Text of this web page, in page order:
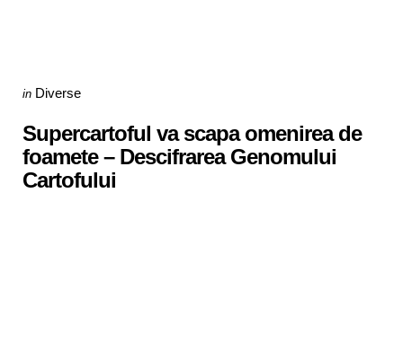
Categories
Posted
in Diverse
Supercartoful va scapa omenirea de
foamete – Descifrarea Genomului
Cartofului